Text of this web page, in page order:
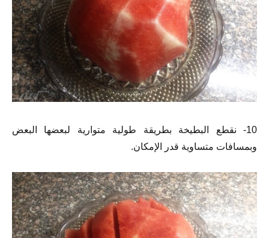
10- نقطع البطيخة بطريقة طولية متوارية لبعضها البعض
وبمسافات متساوية قدر الإمكان.